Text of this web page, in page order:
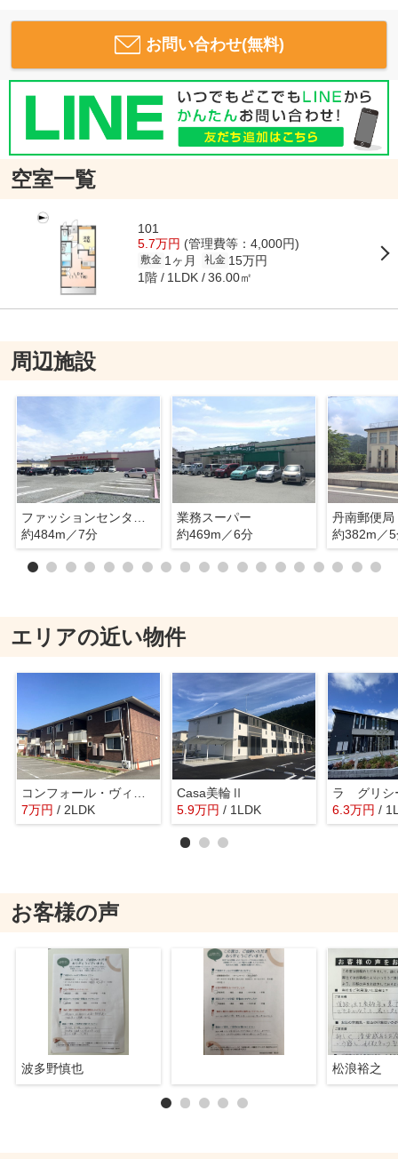
お問い合わせ(無料)
空室一覧
101
5.7万円 (管理費等：4,000円)
敷金 1ヶ月 礼金 15万円
1階 1LDK 36.00㎡
周辺施設
約484m／7分
業務スーパー
約469m／6分
丹南郵便局
約382m／
エリアの近い物件
7万円 / 2LDK
Casa美輪Ⅱ
5.9万円 / 1LDK
ラ グリシ
6.3万円 /
お客様の声
波多野慎也 松浪裕之